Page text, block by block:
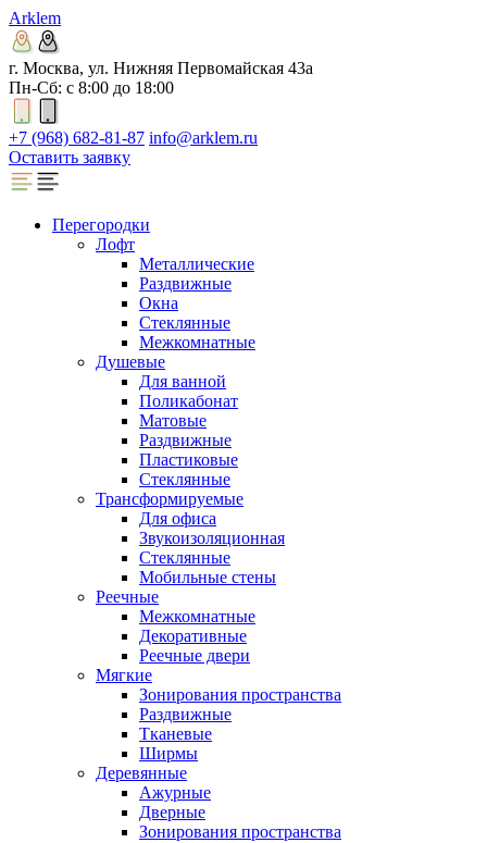
Arklem
г. Москва, ул. Нижняя Первомайская 43а
Пн-Сб: с 8:00 до 18:00
+7 (968) 682-81-87 info@arklem.ru
Оставить заявку
Перегородки
Лофт
Металлические
Раздвижные
Окна
Стеклянные
Межкомнатные
Душевые
Для ванной
Поликабонат
Матовые
Раздвижные
Пластиковые
Стеклянные
Трансформируемые
Для офиса
Звукоизоляционная
Стеклянные
Мобильные стены
Реечные
Межкомнатные
Декоративные
Реечные двери
Мягкие
Зонирования пространства
Раздвижные
Тканевые
Ширмы
Деревянные
Ажурные
Дверные
Зонирования пространства